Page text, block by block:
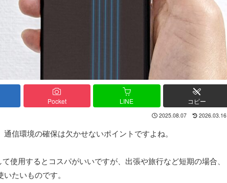
Pocket LINE コピー
2025.08.07 2026.03.16
信環境の確保は欠かせないポイントですよね。
使用するとコスパがいいですが、出張や旅行など短期の場合、
たいものです。